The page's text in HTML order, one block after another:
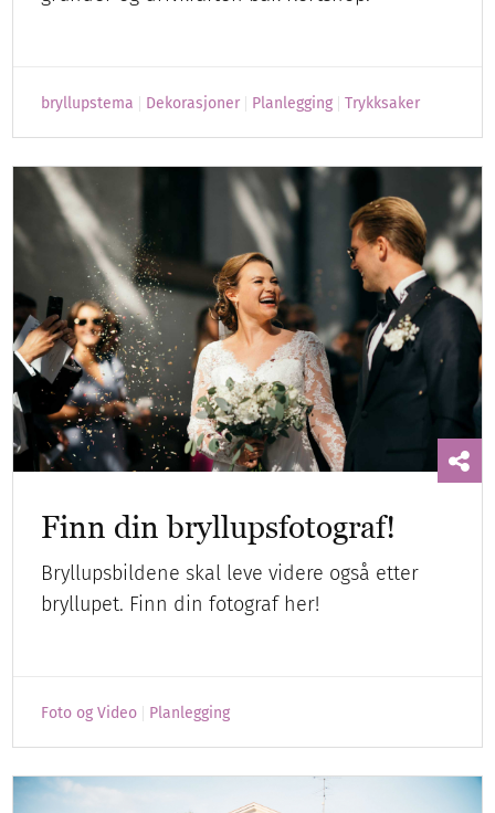
bryllupstema Dekorasjoner Planlegging Trykksaker
Finn din bryllupsfotograf!
Bryllupsbildene skal leve videre også etter
bryllupet. Finn din fotograf her!
Foto og Video Planlegging